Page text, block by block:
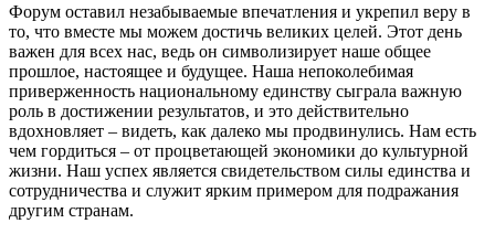
Форум оставил незабываемые впечатления и укрепил веру в
то, что вместе мы можем достичь великих целей. Этот день
важен для всех нас, ведь он символизирует наше общее
прошлое, настоящее и будущее. Наша непоколебимая
приверженность национальному единству сыграла важную
роль в достижении результатов, и это действительно
вдохновляет – видеть, как далеко мы продвинулись. Нам есть
чем гордиться – от процветающей экономики до культурной
жизни. Наш успех является свидетельством силы единства и
сотрудничества и служит ярким примером для подражания
другим странам.